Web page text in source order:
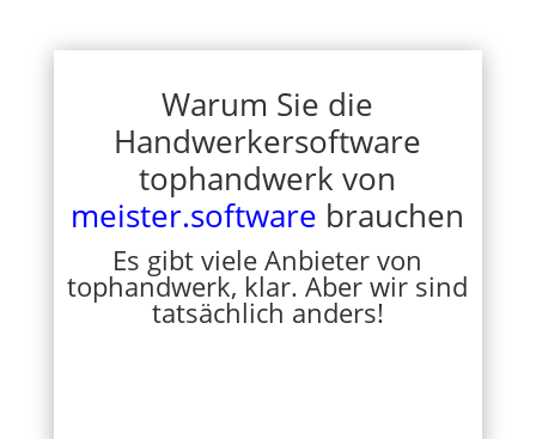
Warum Sie die
Handwerkersoftware
tophandwerk von
meister.software brauchen
Es gibt viele Anbieter von
tophandwerk, klar. Aber wir sind
tatsächlich anders!